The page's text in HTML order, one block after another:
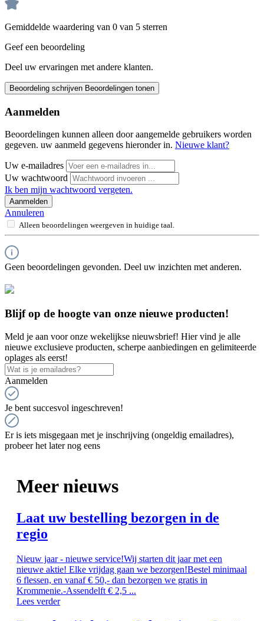
Gemiddelde waardering van 0 van 5 sterren
Geef een beoordeling
Deel uw ervaringen met andere klanten.
Beoordeling schrijven Beoordelingen tonen
Aanmelden
Beoordelingen kunnen alleen door aangemelde gebruikers worden
gegeven. uw aanmeld gegevens hieronder in. Nieuwe klant?
Uw e-mailadres
Uw wachtwoord
Ik ben mijn wachtwoord vergeten.
Aanmelden
Annuleren
Alleen beoordelingen weergeven in huidige taal.
Geen beoordelingen gevonden. Deel uw inzichten met anderen.
Blijf op de hoogte van onze nieuwe producten!
Meld je aan voor onze wekelijkse nieuwsbrief! Hier vind je alle
nieuwe exclusieve producten, scherpe aanbiedingen en gelimiteerde
oplages als eerst!
Aanmelden
Je bent succesvol ingeschreven!
Er is iets misgegaan met je inschrijving (ongeldig emailadres),
probeer het later nog eens
Meer nieuws
Laat uw bestelling bezorgen in de
regio
Nieuw jaar - nieuwe service!Wij starten dit jaar met een
nieuwe aktie! Elke vrijdag gaan we bezorgen!Bestel minimaal
6 flessen, en vanaf € 50,- dan bezorgen we gratis in
Krommenie.-Assendelft € 2,5 ...
Lees verder